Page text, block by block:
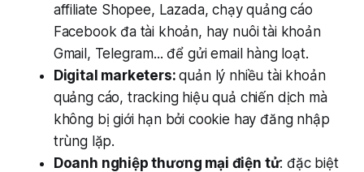
affiliate Shopee, Lazada, chạy quảng cáo
Facebook đa tài khoản, hay nuôi tài khoản
Gmail, Telegram... để gửi email hàng loạt.
Digital marketers:quản lý nhiều tài khoản
quảng cáo, tracking hiệu quả chiến dịch mà
không bị giới hạn bởi cookie hay đăng nhập
trùng lặp.
Doanh nghiệp thương mại điện tử: đặc biệt